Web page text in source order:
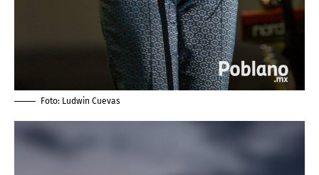
Foto: Ludwin Cuevas